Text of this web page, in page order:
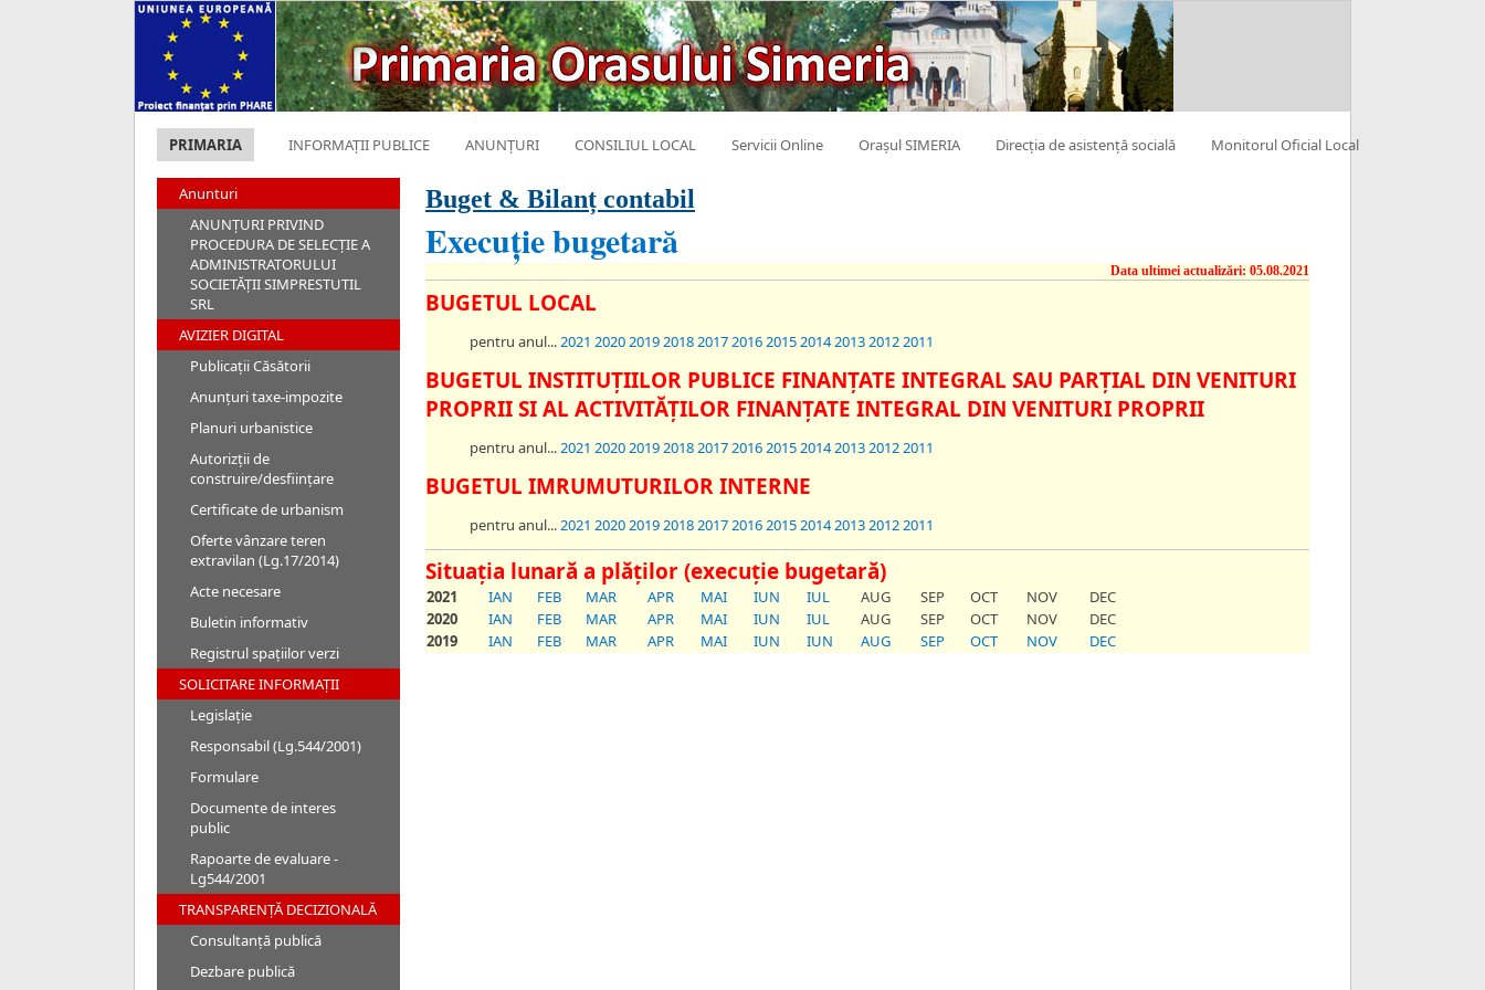
PRIMARIA INFORMAȚII PUBLICE ANUNȚURI CONSILIUL LOCAL Servicii Online Orașul SIMERIA Direcția de asistență socială Monitorul Oficial Local
Anunturi
ANUNȚURI PRIVIND
PROCEDURA DE SELECȚIE A
ADMINISTRATORULUI
SOCIETĂȚII SIMPRESTUTIL
SRL
AVIZIER DIGITAL
Publicații Căsătorii
Anunțuri taxe-impozite
Planuri urbanistice
Autorizții de
construire/desființare
Certificate de urbanism
Oferte vânzare teren
extravilan (Lg.17/2014)
Acte necesare
Buletin informativ
Registrul spațiilor verzi
SOLICITARE INFORMAȚII
Legislație
Responsabil (Lg.544/2001)
Formulare
Documente de interes
public
Rapoarte de evaluare -
Lg544/2001
TRANSPARENȚĂ DECIZIONALĂ
Consultanță publică
Dezbare publică
Buget & Bilanț contabil
Execuție bugetară
Data ultimei actualizări: 05.08.2021
BUGETUL LOCAL
pentru anul... 2021 2020 2019 2018 2017 2016 2015 2014 2013 2012 2011
BUGETUL INSTITUŢIILOR PUBLICE FINANŢATE INTEGRAL SAU PARŢIAL DIN VENITURI
PROPRII SI AL ACTIVITĂŢILOR FINANŢATE INTEGRAL DIN VENITURI PROPRII
pentru anul... 2021 2020 2019 2018 2017 2016 2015 2014 2013 2012 2011
BUGETUL IMRUMUTURILOR INTERNE
pentru anul... 2021 2020 2019 2018 2017 2016 2015 2014 2013 2012 2011
Situația lunară a plăților (execuție bugetară)
2021 IAN FEB MAR APR MAI IUN IUL AUG SEP OCT NOV
DEC
2020
IAN FEB MAR APR MAI IUN IUL AUG SEP OCT NOV
DEC
2019
IAN FEB MAR APR MAI IUN IUN AUG SEP OCT NOV DEC